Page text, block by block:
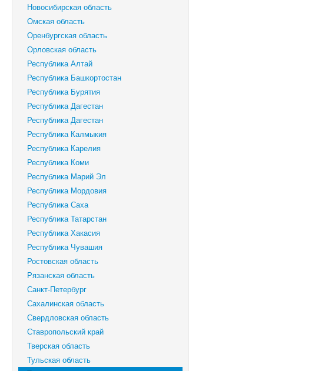
Новосибирская область
Омская область
Оренбургская область
Орловская область
Республика Алтай
Республика Башкортостан
Республика Бурятия
Республика Дагестан
Республика Дагестан
Республика Калмыкия
Республика Карелия
Республика Коми
Республика Марий Эл
Республика Мордовия
Республика Саха
Республика Татарстан
Республика Хакасия
Республика Чувашия
Ростовская область
Рязанская область
Санкт-Петербург
Сахалинская область
Свердловская область
Ставропольский край
Тверская область
Тульская область